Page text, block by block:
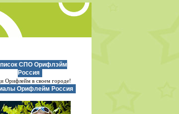
СПО Орифлэйм
Россия
Орифлейм в своем городе!
Орифлейм Россия